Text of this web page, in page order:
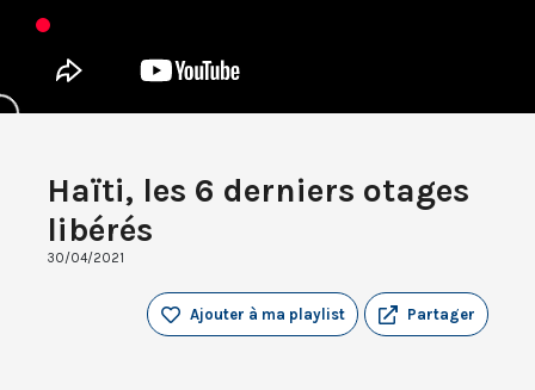
Haïti, les 6 derniers otages
libérés
30/04/2021
Partager
Ajouter à ma playlist